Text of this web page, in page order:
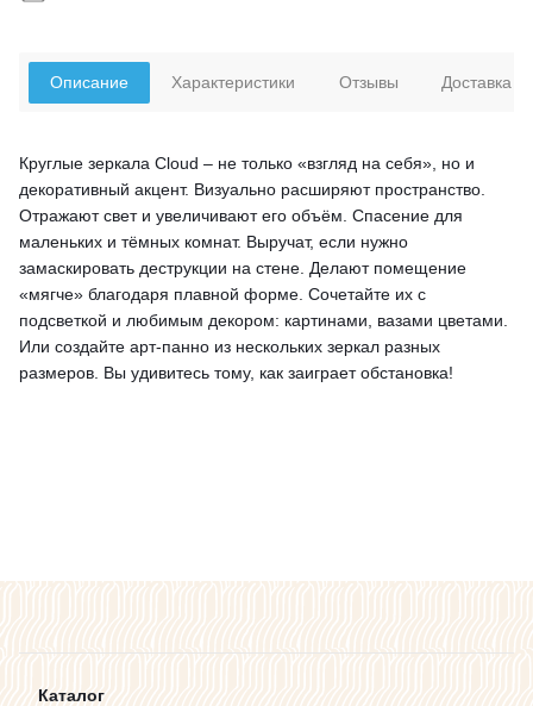
Описание
Круглые зеркала Cloud – не только «взгляд на себя», но и
декоративный акцент. Визуально расширяют пространство.
Отражают свет и увеличивают его объём. Спасение для
маленьких и тёмных комнат. Выручат, если нужно
замаскировать деструкции на стене. Делают помещение
«мягче» благодаря плавной форме. Сочетайте их с
подсветкой и любимым декором: картинами, вазами цветами.
Или создайте арт-панно из нескольких зеркал разных
размеров. Вы удивитесь тому, как заиграет обстановка!
Характеристики Отзывы Доставка
Каталог